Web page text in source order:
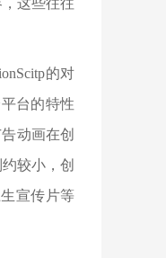
这些往往
的对
台的特性
动画在创
较小，创
宣传片等